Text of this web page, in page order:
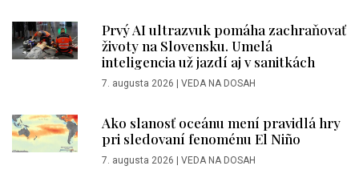
Prvý AI ultrazvuk pomáha zachraňovať
životy na Slovensku. Umelá
inteligencia už jazdí aj v sanitkách
7. augusta 2026 VEDA NA DOSAH
Ako slanosť oceánu mení pravidlá hry
pri sledovaní fenoménu El Niño
7. augusta 2026 VEDA NA DOSAH